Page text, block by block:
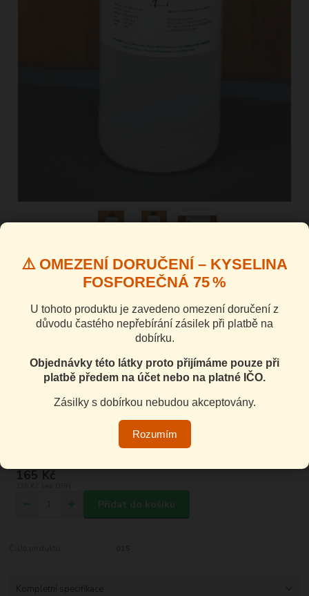
Phosphoric acid, CAS 7664-38-2
se nám v 90% tato kyselina vrací jako nedoručitelná zásilka, za což
mohou vařiči pervitinu (policejně ověřeno), kteří objednají na dobírku a
poté zásilku nepřevezmou, odesíláme tuto komoditu jen po platbě
Balná množství litry
165 Kč
Přidat do košíku
Kompletní specifikace
⚠️ OMEZENÍ DORUČENÍ – KYSELINA
FOSFOREČNÁ 75 %
U tohoto produktu je zavedeno omezení doručení z
důvodu častého nepřebírání zásilek při platbě na
dobírku.
Objednávky této látky proto přijímáme pouze při
platbě předem na účet nebo na platné IČO.
Zásilky s dobírkou nebudou akceptovány.
Rozumím